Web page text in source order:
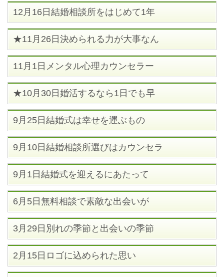
12月16日結婚相談所をはじめて1年
★11月26日決められる力が大事なん
11月1日メンタル心理カウンセラー
★10月30日婚活するなら1日でも早
9月25日結婚式は幸せを運ぶもの
9月10日結婚相談所選びはカウンセラ
9月1日結婚式を迎えるにあたって
6月5日無料相談で素敵な出会いが
3月29日別れの季節と出会いの季節
2月15日ロゴに込められた思い